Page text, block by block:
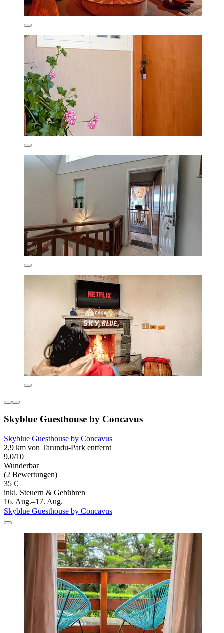
Skyblue Guesthouse by Concavus
Skyblue Guesthouse by Concavus
2,9 km von Tarundu-Park entfernt
9,0/10
Wunderbar
(2 Bewertungen)
35 €
inkl. Steuern & Gebühren
16. Aug.–17. Aug.
Skyblue Guesthouse by Concavus